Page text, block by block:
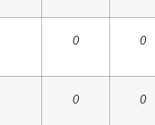
0 0
0 0